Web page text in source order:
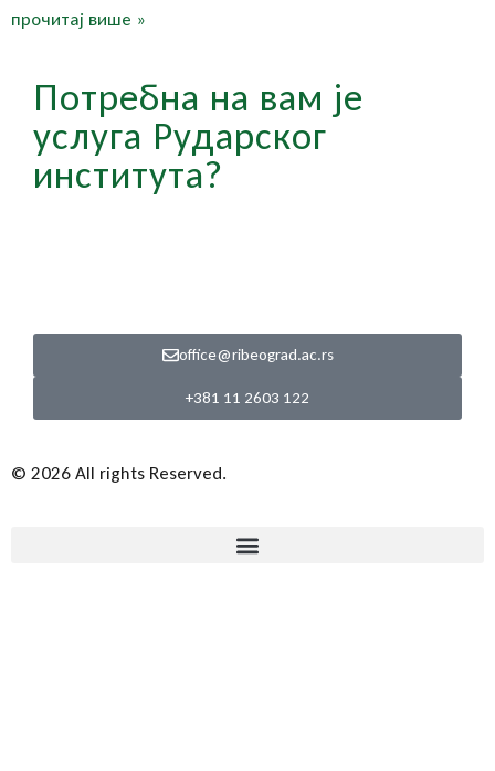
прочитај више »
Потребна на вам је
услуга Рударског
института?
office@ribeograd.ac.rs
+381 11 2603 122
© 2026 All rights Reserved.